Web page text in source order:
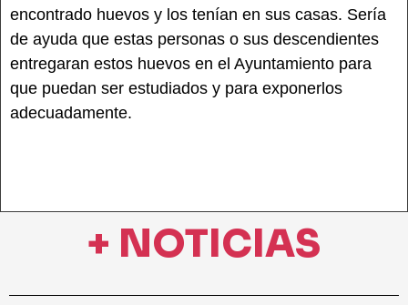
encontrado huevos y los tenían en sus casas. Sería
de ayuda que estas personas o sus descendientes
entregaran estos huevos en el Ayuntamiento para
que puedan ser estudiados y para exponerlos
adecuadamente.
+ NOTICIAS